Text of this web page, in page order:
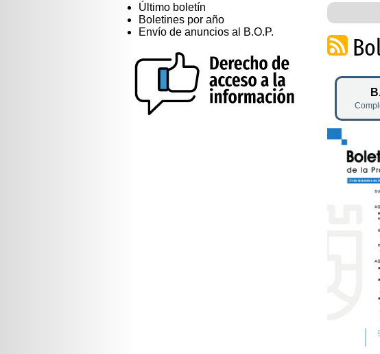
Último boletín
Boletines por año
Envío de anuncios al B.O.P.